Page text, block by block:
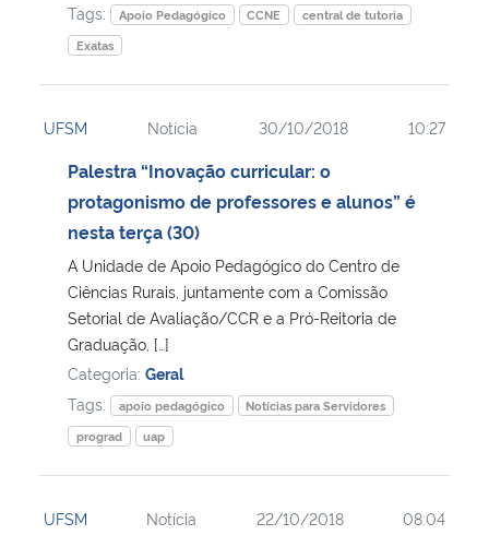
Tags:
Apoio Pedagógico CCNE
central de tutoria
Exatas
UFSM Notícia 30/10/2018 10:27
Palestra “Inovação curricular: o
protagonismo de professores e alunos” é
nesta terça (30)
A Unidade de Apoio Pedagógico do Centro de
Ciências Rurais, juntamente com a Comissão
Setorial de Avaliação/CCR e a Pró-Reitoria de
Graduação, […]
Categoria: Geral
Tags:
apoio pedagógico
Notícias para Servidores
prograd
uap
UFSM Notícia 22/10/2018 08:04